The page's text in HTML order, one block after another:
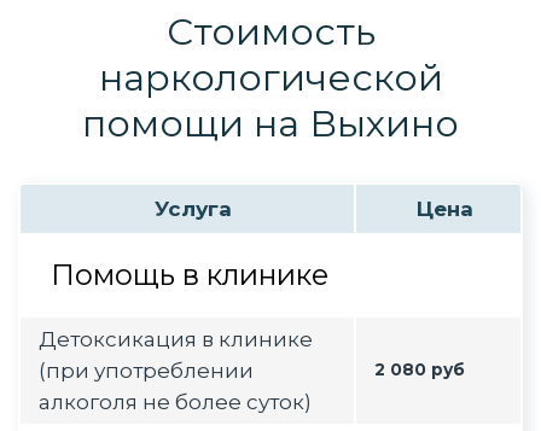
Стоимость
наркологической
помощи на Выхино
Услуга Цена
Помощь в клинике
Детоксикация в клинике
(при употреблении
алкоголя не более суток)
2 080 руб